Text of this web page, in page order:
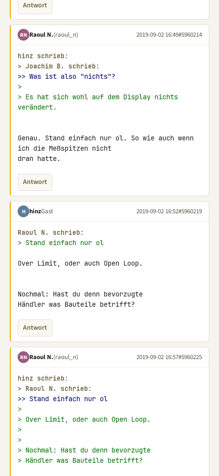
Antwort
RN Raoul N.(raoul_n) 2019-09-02 16:49#5960214
hinz schrieb:
> Joachim B. schrieb:
>> Was ist also "nichts"?
>
> Es hat sich wohl auf dem Display nichts
verändert.
Genau. Stand einfach nur ol. So wie auch wenn
ich die Meßspitzen nicht
dran hatte.
Antwort
H hinzGast 2019-09-02 16:52#5960219
Raoul N. schrieb:
> Stand einfach nur ol
Over Limit, oder auch Open Loop.
Nochmal: Hast du denn bevorzugte
Händler was Bauteile betrifft?
Antwort
RN Raoul N.(raoul_n) 2019-09-02 16:57#5960225
hinz schrieb:
> Raoul N. schrieb:
>> Stand einfach nur ol
>
> Over Limit, oder auch Open Loop.
>
>
> Nochmal: Hast du denn bevorzugte
> Händler was Bauteile betrifft?